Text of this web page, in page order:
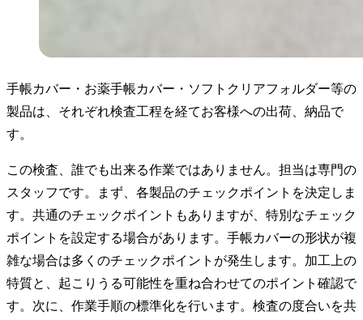
手帳カバー・お薬手帳カバー・ソフトクリアフォルダー等の
製品は、それぞれ検査工程を経てお客様への出荷、納品で
す。
この検査、誰でも出来る作業ではありません。担当は専門の
スタッフです。まず、各製品のチェックポイントを決定しま
す。共通のチェックポイントもありますが、特別なチェック
ポイントを設定する場合があります。手帳カバーの形状が複
雑な場合は多くのチェックポイントが発生します。加工上の
特質と、起こりうる可能性を重ね合わせてのポイント確認で
す。次に、作業手順の標準化を行います。検査の度合いを共